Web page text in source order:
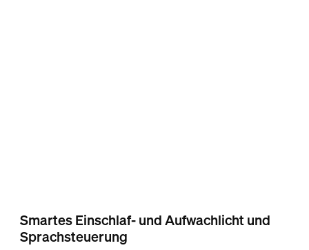
Smartes Einschlaf- und Aufwachlicht und
Sprachsteuerung